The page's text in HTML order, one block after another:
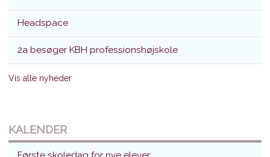
Headspace
2a besøger KBH professionshøjskole
Vis alle nyheder
KALENDER